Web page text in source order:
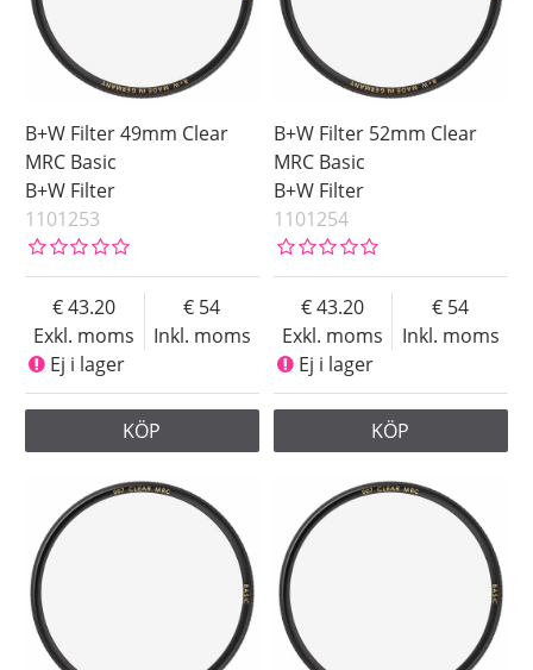
B+W Filter 49mm Clear
MRC Basic
B+W Filter
1101253
Exkl. moms
43.20
Inkl. moms
54
Ej i lager
KÖP
B+W Filter 52mm Clear
MRC Basic
B+W Filter
1101254
Exkl. moms
43.20
Inkl. moms
54
Ej i lager
KÖP